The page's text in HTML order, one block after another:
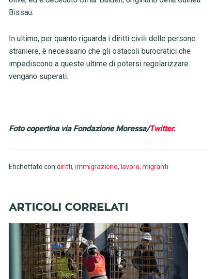
Bissau.
In ultimo, per quanto riguarda i diritti civili delle persone
straniere, è necessario che gli ostacoli burocratici che
impediscono a queste ultime di potersi regolarizzare
vengano superati.
Foto copertina via Fondazione Moressa/Twitter.
Etichettato con:diritti, immigrazione, lavoro, migranti